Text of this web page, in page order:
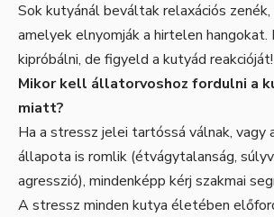
Sok kutyánál beváltak relaxációs zenék,
amelyek elnyomják a hirtelen hangokat.
kipróbálni, de figyeld a kutyád reakcióját!
Mikor kell állatorvoshoz fordulni a
miatt?
Ha a stressz jelei tartóssá válnak, vagy
állapota is romlik (étvágytalanság,
agresszió), mindenképp kérj szakmai
A stressz minden kutya életében